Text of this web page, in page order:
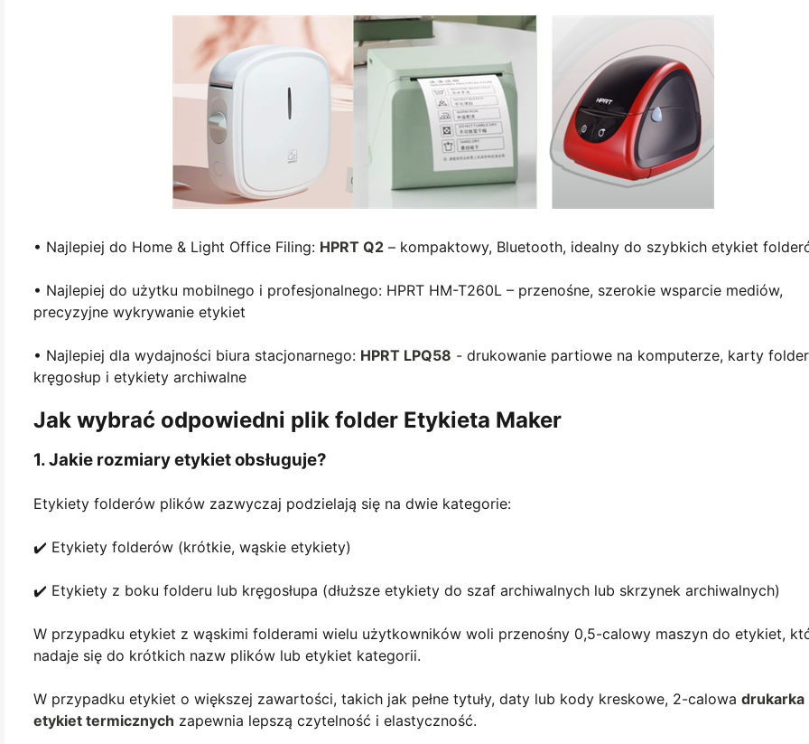
• Najlepiej do Home & Light Office Filing: HPRT Q2 – kompaktowy, Bluetooth, idealny do szybkich etykiet
• Najlepiej do użytku mobilnego i profesjonalnego: HPRT HM-T260L – przenośne, szerokie wsparcie mediów,
precyzyjne wykrywanie etykiet
• Najlepiej dla wydajności biura stacjonarnego: HPRT LPQ58 - drukowanie partiowe na komputerze, karty
kręgosłup i etykiety archiwalne
Jak wybrać odpowiedni plik folder Etykieta Maker
1. Jakie rozmiary etykiet obsługuje?
Etykiety folderów plików zazwyczaj podzielają się na dwie kategorie:
✔️ Etykiety folderów (krótkie, wąskie etykiety)
✔️ Etykiety z boku folderu lub kręgosłupa (dłuższe etykiety do szaf archiwalnych lub skrzynek archiwalnych)
W przypadku etykiet z wąskimi folderami wielu użytkowników woli przenośny 0,5-calowy maszyn do etykiet,
nadaje się do krótkich nazw plików lub etykiet kategorii.
W przypadku etykiet o większej zawartości, takich jak pełne tytuły, daty lub kody kreskowe, 2-calowa drukarka
etykiet termicznych zapewnia lepszą czytelność i elastyczność.